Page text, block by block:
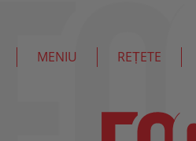
MENIU REȚETE